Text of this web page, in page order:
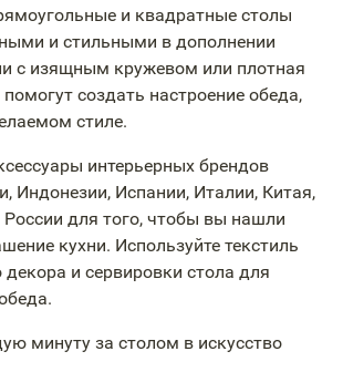
и квадратные столы
и стильными в дополнении
с изящным кружевом или плотная
создать настроение обеда,
стиле.
интерьерных брендов
Индонезии, Испании, Италии, Китая,
России для того, чтобы вы нашли
кухни. Используйте текстиль
и сервировки стола для
минуту за столом в искусство